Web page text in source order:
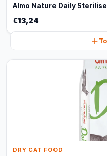
Almo Nature Daily
€13,24
DRY CAT FOOD